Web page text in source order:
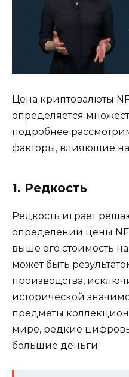
Цена криптовалюты
определяется
подробнее
факторы, влияющие на
1. Редкость
Редкость играет
определении цены
выше его стоимость
может быть
производства,
исторической
предметы
мире, редкие
большие деньги.